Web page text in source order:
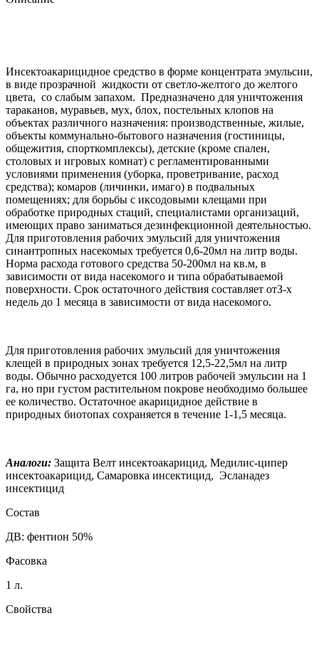
Инсектоакарицидное средство в форме концентрата эмульсии,
в виде прозрачной жидкости от светло-желтого до желтого
цвета, со слабым запахом. Предназначено для уничтожения
тараканов, муравьев, мух, блох, постельных клопов на
объектах различного назначения: производственные, жилые,
объекты коммунально-бытового назначения (гостиницы,
общежития, спорткомплексы), детские (кроме спален,
столовых и игровых комнат) с регламентированными
условиями применения (уборка, проветривание, расход
средства); комаров (личинки, имаго) в подвальных
помещениях; для борьбы с иксодовыми клещами при
обработке природных стаций, специалистами организаций,
имеющих право заниматься дезинфекционной деятельностью.
Для приготовления рабочих эмульсий для уничтожения
синантропных насекомых требуется 0,6-20мл на литр воды.
Норма расхода готового средства 50-200мл на кв.м, в
зависимости от вида насекомого и типа обрабатываемой
поверхности. Срок остаточного действия составляет отЗ-х
недель до 1 месяца в зависимости от вида насекомого.
Для приготовления рабочих эмульсий для уничтожения
клещей в природных зонах требуется 12,5-22,5мл на литр
воды. Обычно расходуется 100 литров рабочей эмульсии на 1
га, но при густом растительном покрове необходимо большее
ее количество. Остаточ­ное акарицидное действие в
природных биотопах сохраняется в течение 1-1,5 месяца.
Аналоги: Защита Велт инсектоакарицид, Медилис-ципер
инсектоакарицид, Самаровка инсектицид, Эсланадез
инсектицид
Состав
ДВ: фентион 50%
Фасовка
1 л.
Свойства